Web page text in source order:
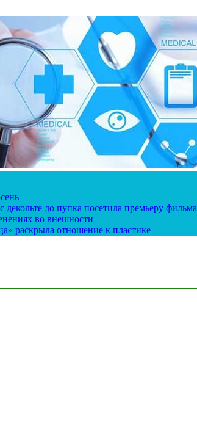
декольте до пупка посетила премьеру фильма
во внешности
раскрыла отношение к пластике